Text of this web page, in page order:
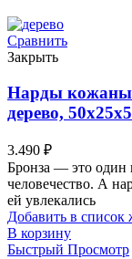
Сравнить
Закрыть
Нарды
дерево,
3.490 ₽
Бронза — это один
человечество. А
ей увлекались
Добавить в список
В корзину
Быстрый Просмотр